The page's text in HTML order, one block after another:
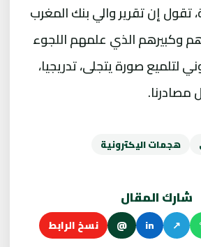
تقول إن تقرير والي بنك المغرب
وكبيرهم الذي علمهم اللجوء
لتلميع صورة يتجلى، تدريجيا،
هجمات اليكترونية
شارك المقال
↗
in
@ نسخ الرابط